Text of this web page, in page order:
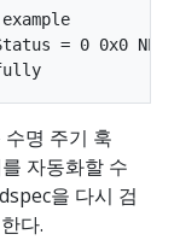
= 0 0x0
명 주기 훅
자동화할 수
을 다시 검
다.